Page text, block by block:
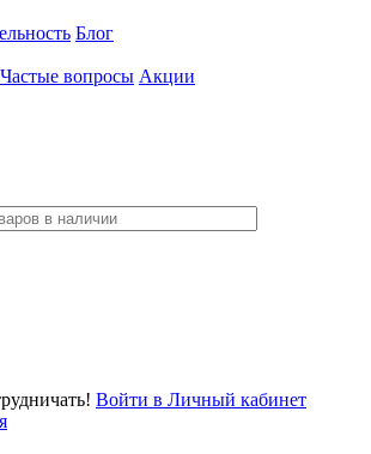
Блог
Частые вопросы Акции
Войти в Личный кабинет